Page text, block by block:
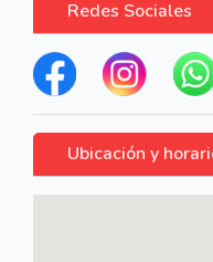
Redes Sociales
Ubicación y